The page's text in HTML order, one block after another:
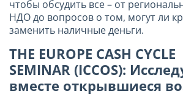
чтобы обсудить все – от
НДО до вопросов о том, могут ли
заменить наличные деньги.
THE EUROPE CASH CYCLE
SEMINAR (ICCOS):
вместе открывшиеся